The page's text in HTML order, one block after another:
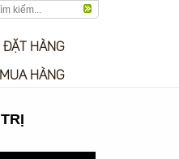
ĐẶT HÀNG
HÀNG